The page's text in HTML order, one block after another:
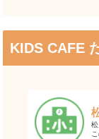
KIDS CAFE